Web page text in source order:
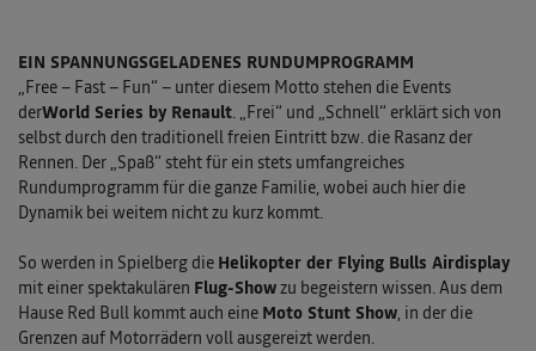
EIN SPANNUNGSGELADENES RUNDUMPROGRAMM
„Free – Fast – Fun“ – unter diesem Motto stehen die Events
derWorld Series by Renault. „Frei“ und „Schnell“ erklärt sich von
selbst durch den traditionell freien Eintritt bzw. die Rasanz der
Rennen. Der „Spaß“ steht für ein stets umfangreiches
Rundumprogramm für die ganze Familie, wobei auch hier die
Dynamik bei weitem nicht zu kurz kommt.
So werden in Spielberg die Helikopter der Flying Bulls Airdisplay
mit einer spektakulären Flug-Showzu begeistern wissen. Aus dem
Hause Red Bull kommt auch eine Moto Stunt Show, in der die
Grenzen auf Motorrädern voll ausgereizt werden.